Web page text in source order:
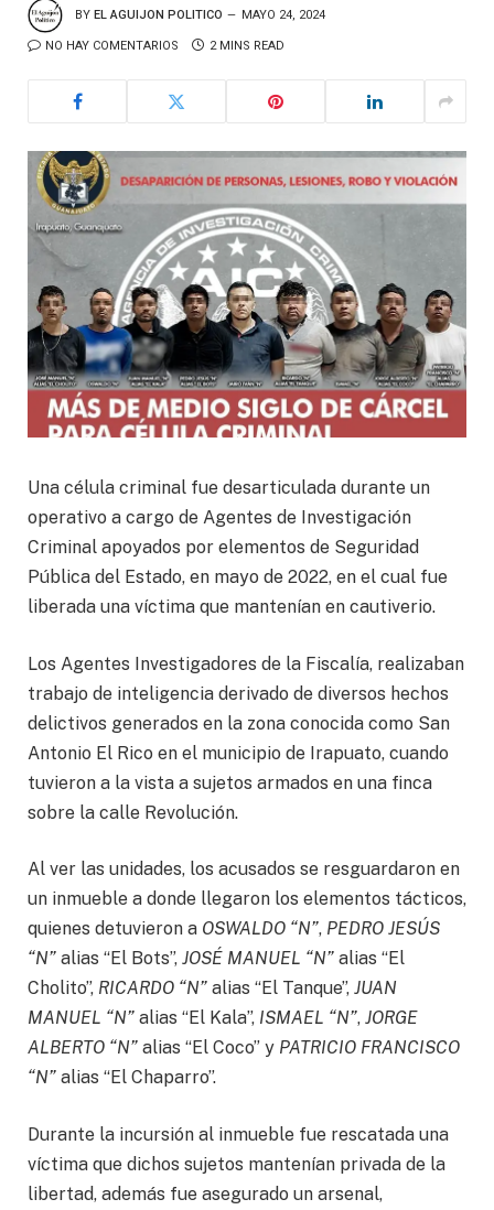
BY EL AGUIJON POLITICO MAYO 24, 2024
NO HAY COMENTARIOS 2 MINS READ
Una célula criminal fue desarticulada durante un
operativo a cargo de Agentes de Investigación
Criminal apoyados por elementos de Seguridad
Pública del Estado, en mayo de 2022, en el cual fue
liberada una víctima que mantenían en cautiverio.
Los Agentes Investigadores de la Fiscalía, realizaban
trabajo de inteligencia derivado de diversos hechos
delictivos generados en la zona conocida como San
Antonio El Rico en el municipio de Irapuato, cuando
tuvieron a la vista a sujetos armados en una finca
sobre la calle Revolución.
Al ver las unidades, los acusados se resguardaron en
un inmueble a donde llegaron los elementos tácticos,
quienes detuvieron a OSWALDO “N”, PEDRO JESÚS
“N” alias “El Bots”, JOSÉ MANUEL “N” alias “El
Cholito”, RICARDO “N” alias “El Tanque”, JUAN
MANUEL “N” alias “El Kala”, ISMAEL “N”, JORGE
ALBERTO “N” alias “El Coco” y PATRICIO FRANCISCO
“N” alias “El Chaparro”.
Durante la incursión al inmueble fue rescatada una
víctima que dichos sujetos mantenían privada de la
libertad, además fue asegurado un arsenal,